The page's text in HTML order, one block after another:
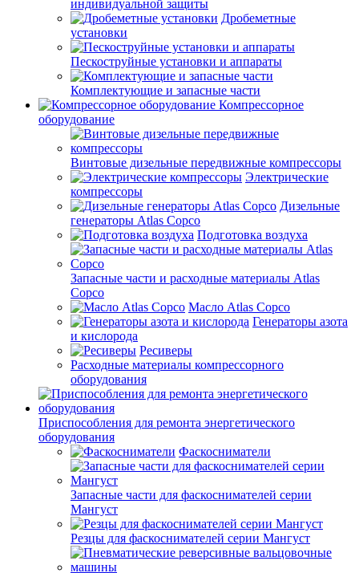
индивидуальной защиты
Дробеметные
установки
Пескоструйные установки и аппараты
Комплектующие и запасные части
Компрессорное
оборудование
Винтовые дизельные передвижные компрессоры
Электрические
компрессоры
Дизельные
генераторы Atlas Copco
Подготовка воздуха
Запасные части и расходные материалы Atlas
Copco
Масло Atlas Copco
Генераторы азота
и кислорода
Ресиверы
Расходные материалы компрессорного
оборудования
Приспособления для ремонта энергетического
оборудования
Фаскосниматели
Запасные части для фаскоснимателей серии
Мангуст
Резцы для фаскоснимателей серии Мангуст